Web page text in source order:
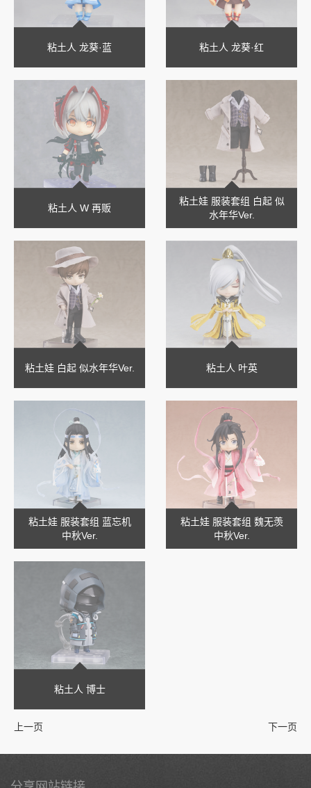
粘土人 龙葵·蓝 粘土人 龙葵·红
粘土人 W 再贩
粘土娃 服装套组 白起 似
水年华Ver.
粘土娃 白起 似水年华Ver. 粘土人 叶英
粘土娃 服装套组 蓝忘机
中秋Ver.
粘土娃 服装套组 魏无羡
中秋Ver.
粘土人 博士
上一页 下一页